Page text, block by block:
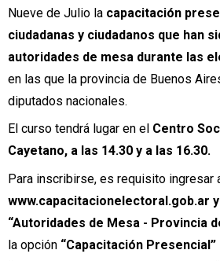
Nueve de Julio la capacitación
ciudadanas y ciudadanos que han
autoridades de mesa durante las
en las que la provincia de Buenos
diputados nacionales.
El curso tendrá lugar en el Centro
Cayetano, a las 14.30 y a las 16.30.
Para inscribirse, es requisito ingresar
www.capacitacionelectoral.gob.ar
“Autoridades de Mesa - Provincia
la opción “Capacitación